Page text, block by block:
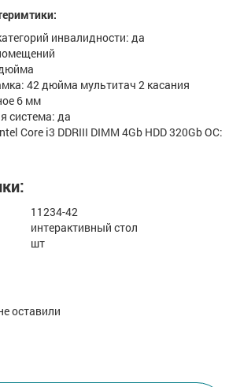
инвалидности: да
42 дюйма мультитач 2 касания
6 мм
система: да
Core i3 DDRIII DIMM 4Gb HDD 320Gb ОС:
11234-42
интерактивный стол
шт
оставили